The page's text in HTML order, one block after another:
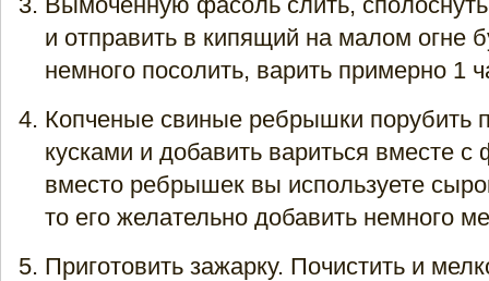
и отправить в кипящий на малом огне
немного посолить, варить примерно 1
Копченые свиные ребрышки порубить
кусками и добавить вариться вместе
вместо ребрышек вы используете
то его желательно добавить немного
Приготовить зажарку. Почистить и